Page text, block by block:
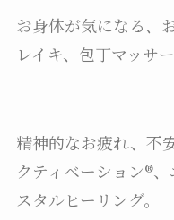
お身体が気になる、
レイキ、包丁マッサー
精神的なお疲れ、不
クティベーション®︎
スタルヒーリング。